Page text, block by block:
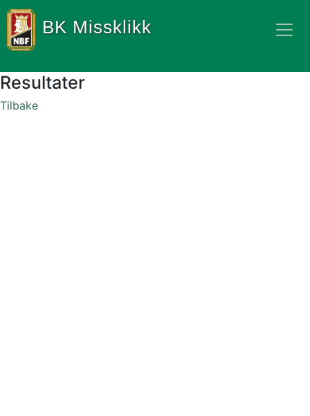
BK Missklikk
Resultater
Tilbake